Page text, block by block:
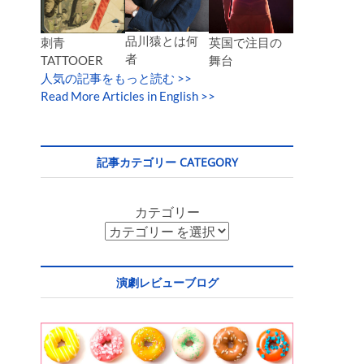
刺青
TATTOOER
品川猿とは何
者
英国で注目の
舞台
人気の記事をもっと読む >>
Read More Articles in English >>
記事カテゴリー CATEGORY
カテゴリー
演劇レビューブログ